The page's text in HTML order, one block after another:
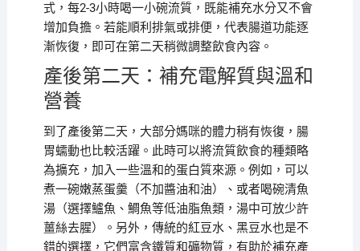
式，每2-3小時喝一小碗流質，既能補充水分又不會
增加負擔。若能順利排氣或排便，代表腸道功能逐
漸恢復，即可在第二天稍微調整飲食內容。
產後第二天：補充電解質與溫和
營養
到了產後第二天，大部分媽咪的體力稍有恢復，腸
胃蠕動也比較活躍。此時可以將流質飲食的種類略
為擴充，加入一些溫和的蛋白質來源。例如，可以
煮一碗嫩蒸蛋羹（不加醬油和油）、或者喝碗清魚
湯（選擇鱸魚、鯛魚等低油脂魚類，湯中可放少許
薑絲去腥）。另外，傳統的紅豆水、黑豆水也是不
錯的選擇，它們富含鐵質和礦物質，有助於補充產